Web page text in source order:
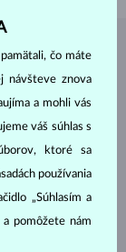
čo máte
návšteve znova
a mohli vás
váš súhlas s
ktoré sa
používania
„Súhlasím a
pomôžete nám